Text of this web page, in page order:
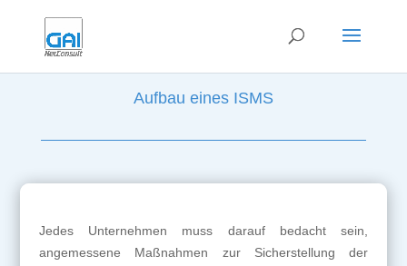
Aufbau eines ISMS
Jedes Unternehmen muss darauf bedacht sein,
angemessene Maßnahmen zur Sicherstellung der